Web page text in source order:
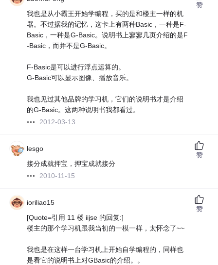
我也是从小霸王开始学编程，买的是和楼主一样的机
器。不过据我的记忆，这卡上有两种Basic，一种是F-
Basic，一种是G-Basic。说明书上寥寥几页介绍的是F
-Basic，而并不是G-Basic。
F-Basic是可以进行浮点运算的。
G-Basic可以显示图像、播放音乐。
我也见过其他品牌的学习机，它们的说明书才是介绍
的G-Basic。这两种说明书我都看过。
2012-03-13
赞
lesgo
接分成就押宝，押宝成就接分
2010-11-15
赞
ioriliao15
[Quote=引用 11 楼 iijse 的回复:]
楼主的那个学习机跟我当初的一模一样，太怀念了~~
我也是在这样一台学习机上开始自学编程的，同样也
是看它的说明书上对GBasic的介绍。。
赞